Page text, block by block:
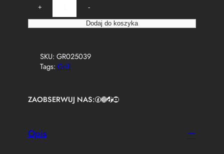
o
ś
a
i
-
+
Dodaj do koszyka
SKU: GR025039
Tags: Grill
ZAOBSERWUJ NAS:Facebook https://www.instagram.com/tuningbaza.pl https://www.tiktok.com/@tuningbaza.pl YouTube
Opis